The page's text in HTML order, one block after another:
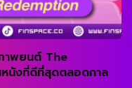
าพยนต์ The
นังที่ดีที่สุดตลอดกาล